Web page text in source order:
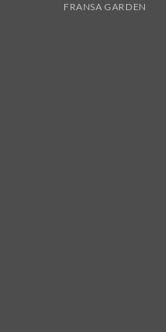
FRANSA GARDEN